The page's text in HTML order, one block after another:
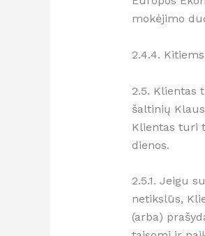
mokėjimo
2.4.4.
2.5. Klientas
šaltinių
Klientas turi
dienos.
2.5.1. Jeigu
netikslūs,
(arba)